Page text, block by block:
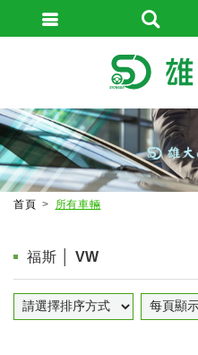
首頁 所有車輛
福斯 │ VW